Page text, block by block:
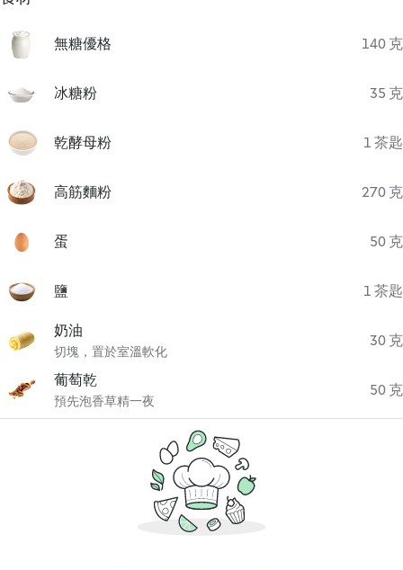
無糖優格 140 克
冰糖粉 35 克
乾酵母粉 1 茶匙
高筋麵粉 270 克
蛋 50 克
鹽 1 茶匙
奶油
切塊，置於室溫軟化
30 克
葡萄乾
預先泡香草精一夜
50 克